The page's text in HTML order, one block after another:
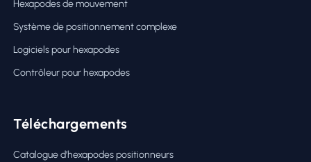
Hexapodes de mouvement
Système de positionnement complexe
Logiciels pour hexapodes
Contrôleur pour hexapodes
Téléchargements
Catalogue d’hexapodes positionneurs